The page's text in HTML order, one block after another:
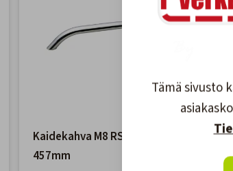
Kaidekahva M8 RST
457mm
Tämä sivusto